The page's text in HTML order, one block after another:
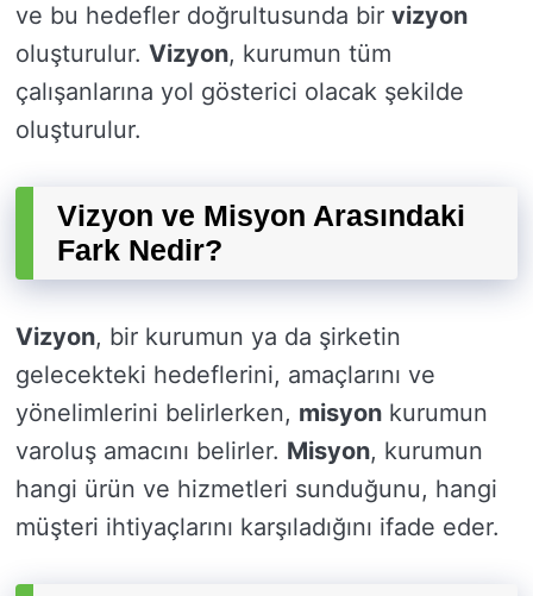
ve bu hedefler doğrultusunda bir vizyon
oluşturulur. Vizyon, kurumun tüm
çalışanlarına yol gösterici olacak şekilde
oluşturulur.
Vizyon ve Misyon Arasındaki
Fark Nedir?
Vizyon, bir kurumun ya da şirketin
gelecekteki hedeflerini, amaçlarını ve
yönelimlerini belirlerken, misyon kurumun
varoluş amacını belirler. Misyon, kurumun
hangi ürün ve hizmetleri sunduğunu, hangi
müşteri ihtiyaçlarını karşıladığını ifade eder.